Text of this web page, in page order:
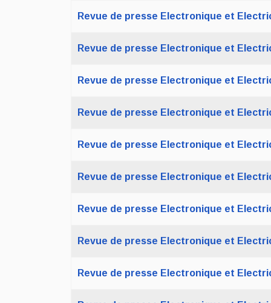
Revue de presse Electronique et
Revue de presse Electronique et
Revue de presse Electronique et
Revue de presse Electronique et
Revue de presse Electronique et
Revue de presse Electronique et
Revue de presse Electronique et
Revue de presse Electronique et
Revue de presse Electronique et